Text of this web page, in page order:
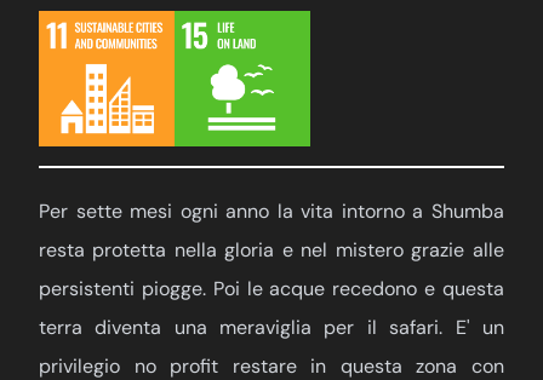
Per sette mesi ogni anno la vita intorno a Shumba
resta protetta nella gloria e nel mistero grazie alle
persistenti piogge. Poi le acque recedono e questa
terra diventa una meraviglia per il safari. E' un
privilegio no profit restare in questa zona con